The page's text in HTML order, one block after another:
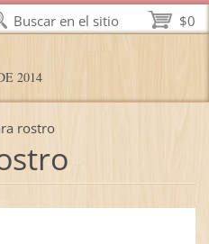
2014
rostro
$0
Buscar en el sitio